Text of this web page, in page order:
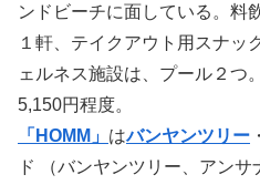
ンドビーチに面している。料
１軒、テイクアウト用スナッ
ェルネス施設は、プール２つ
5,150円程度。
「HOMM」 はバンヤンツリー
ド （バンヤンツリー、アン